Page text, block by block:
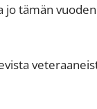
tämän